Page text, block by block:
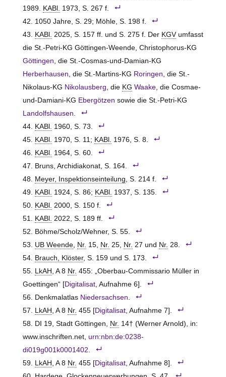
1989. KABl. 1973, S. 267 f.
1050 Jahre, S. 29; Möhle, S. 198 f.
KABl. 2025, S. 157 ff. und S. 275 f. Der KGVumfasst
die St.-Petri-KG Göttingen-Weende, Christophorus-KG
Göttingen, die St.-Cosmas-und-Damian-KG
Herberhausen, die St.-Martins-KG Roringen, die St.-
Nikolaus-KG Nikolausberg, die KG Waake, die Cosmae-
und-Damiani-KG Ebergötzen sowie die St.-Petri-KG
Landolfshausen.
KABl. 1960, S. 73.
KABl. 1970, S. 11; KABl. 1976, S. 8.
KABl. 1964, S. 60.
Bruns, Archidiakonat, S. 164.
Meyer, Inspektionseinteilung, S. 214 f.
KABl. 1924, S. 86; KABl. 1937, S. 135.
KABl. 2000, S. 150 f.
KABl. 2022, S. 189 ff.
Böhme/Scholz/Wehner, S. 55.
UB Weende, Nr. 15, Nr. 25, Nr. 27 und Nr. 28.
Brauch, Klöster, S. 159 und S. 173.
LkAH , A 8 Nr. 455: „Oberbau-Commissario Müller in
Goettingen“ [Digitalisat, Aufnahme 6].
Denkmalatlas Niedersachsen.
LkAH , A 8 Nr. 455 [Digitalisat, Aufnahme 7].
DI 19, Stadt Göttingen, Nr. 14† (Werner Arnold), in:
www.inschriften.net, urn:nbn:de:0238-
di019g001k0001402.
LkAH , A 8 Nr. 455 [Digitalisat, Aufnahme 8].